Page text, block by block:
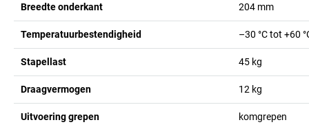
Breedte onderkant 204 mm
Temperatuurbestendigheid –30 °C tot +60
Stapellast 45 kg
Draagvermogen 12 kg
Uitvoering grepen komgrepen